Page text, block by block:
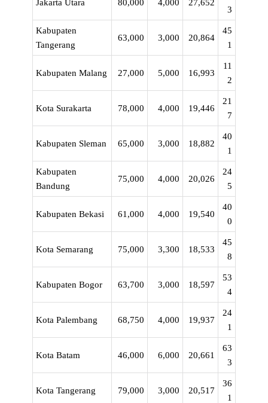
Jakarta Utara 80,000 4,000 27,652
3
Kabupaten
Tangerang
63,000 3,000 20,864
45
1
Kabupaten Malang 27,000 5,000 16,993
11
2
Kota Surakarta 78,000 4,000 19,446
21
7
Kabupaten Sleman 65,000 3,000 18,882
40
1
Kabupaten
Bandung
75,000 4,000 20,026
24
5
Kabupaten Bekasi 61,000 4,000 19,540
40
0
Kota Semarang 75,000 3,300 18,533
45
8
Kabupaten Bogor 63,700 3,000 18,597
53
4
Kota Palembang 68,750 4,000 19,937
24
1
Kota Batam 46,000 6,000 20,661
63
3
Kota Tangerang 79,000 3,000 20,517
36
1